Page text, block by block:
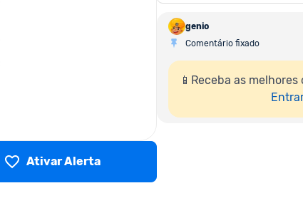
Ativar Alerta
genio
Comentário fixado
📱Receba as